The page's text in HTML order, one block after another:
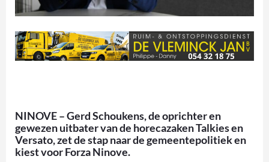
NINOVE – Gerd Schoukens, de oprichter en
gewezen uitbater van de horecazaken Talkies en
Versato, zet de stap naar de gemeentepolitiek en
kiest voor Forza Ninove.